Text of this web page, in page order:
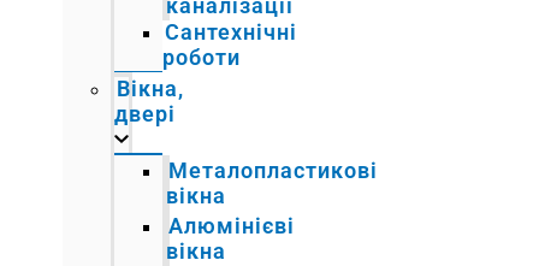
каналізації
Сантехнічні
роботи
Вікна,
двері
Металопластикові
вікна
Алюмінієві
вікна